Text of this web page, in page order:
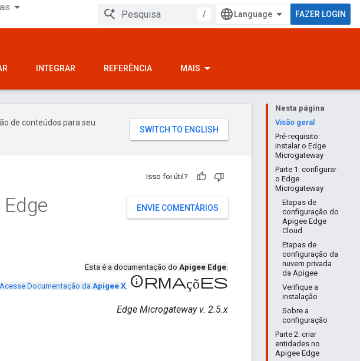
/ FAZER LOGIN
INTEGRAR REFERÊNCIA MAIS
Nesta página
Visão geral
Pré-requisito:
instalar o Edge
Microgateway
Parte 1: configurar
o Edge
Microgateway
Etapas de
configuração do
Apigee Edge
Cloud
Etapas de
configuração da
nuvem privada
da Apigee
Verifique a
instalação
Sobre a
configuração
Parte 2: criar
entidades no
Apigee Edge
de conteúdos para seu
Isso foi útil?
ENVIE COMENTÁRIOS
Esta é a documentação do Apigee Edge.
Acesse Documentação da Apigee X. informações
Edge Microgateway v. 2.5.x